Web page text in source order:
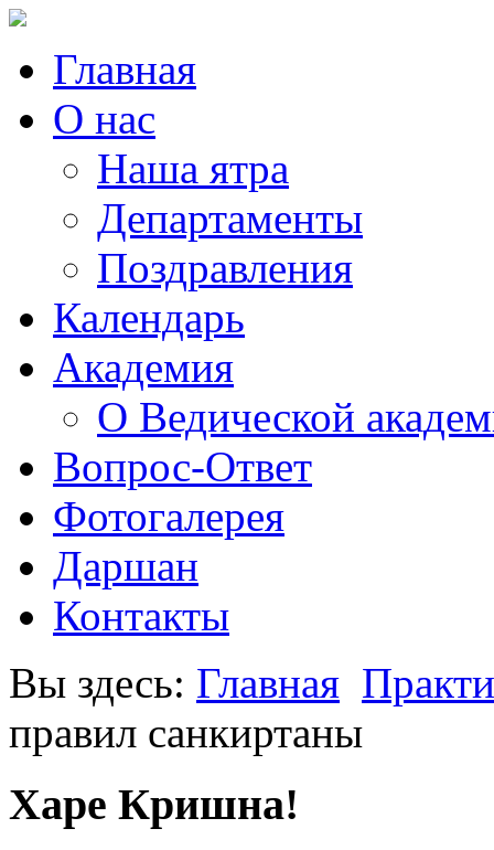
Главная
О нас
Наша ятра
Департаменты
Поздравления
Календарь
Академия
О Ведической
Вопрос-Ответ
Фотогалерея
Даршан
Контакты
Вы здесь: Главная
правил санкиртаны
Харе Кришна!